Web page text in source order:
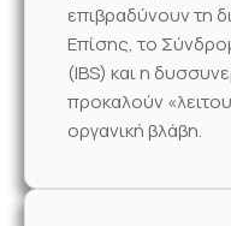
επιβραδύνουν τη
Επίσης, το
(IBS) και η
προκαλούν
οργανική βλάβη.